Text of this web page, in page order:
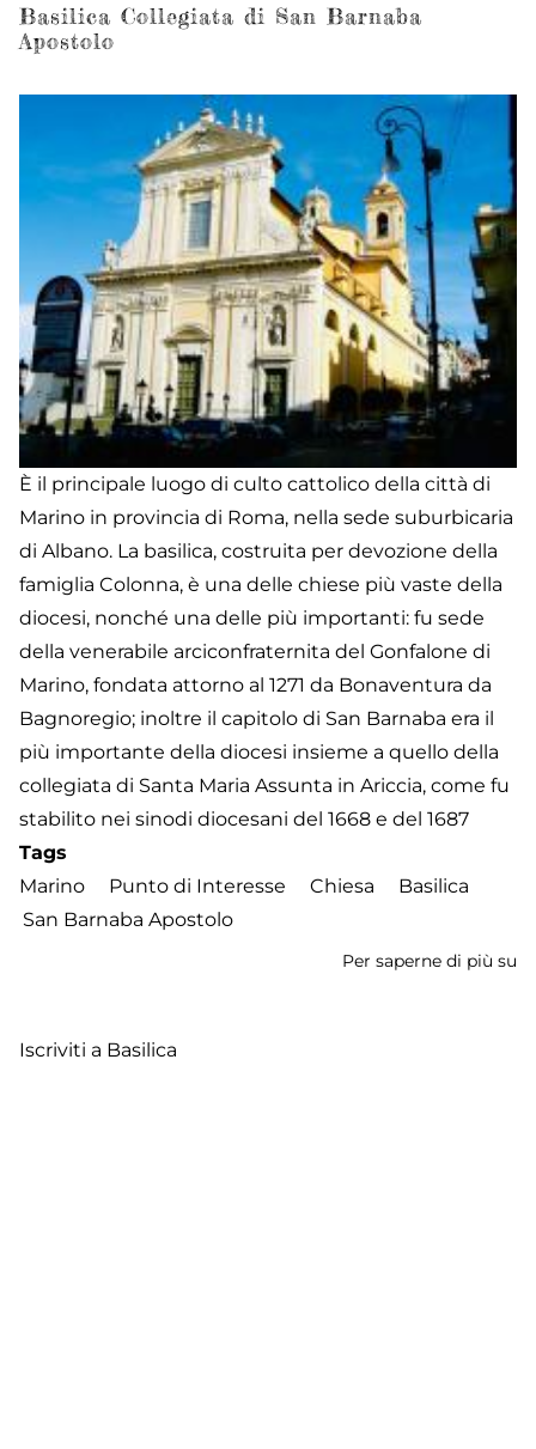
Basilica Collegiata di San Barnaba
Apostolo
È il principale luogo di culto cattolico della città di
Marino in provincia di Roma, nella sede suburbicaria
di Albano. La basilica, costruita per devozione della
famiglia Colonna, è una delle chiese più vaste della
diocesi, nonché una delle più importanti: fu sede
della venerabile arciconfraternita del Gonfalone di
Marino, fondata attorno al 1271 da Bonaventura da
Bagnoregio; inoltre il capitolo di San Barnaba era il
più importante della diocesi insieme a quello della
collegiata di Santa Maria Assunta in Ariccia, come fu
stabilito nei sinodi diocesani del 1668 e del 1687
Tags
Marino
Punto di Interesse Chiesa
Basilica
San Barnaba Apostolo
Per saperne di più su
Iscriviti a Basilica